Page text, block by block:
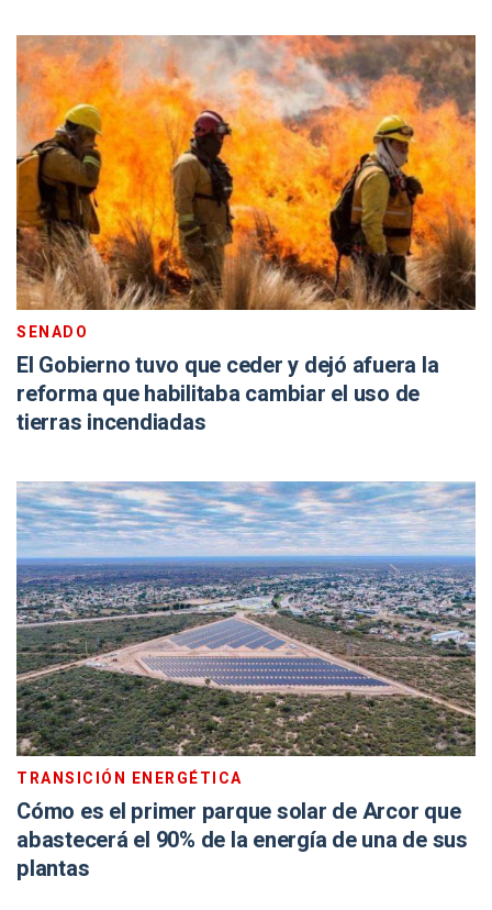
SENADO
El Gobierno tuvo que ceder y dejó afuera la
reforma que habilitaba cambiar el uso de
tierras incendiadas
TRANSICIÓN ENERGÉTICA
Cómo es el primer parque solar de Arcor que
abastecerá el 90% de la energía de una de sus
plantas